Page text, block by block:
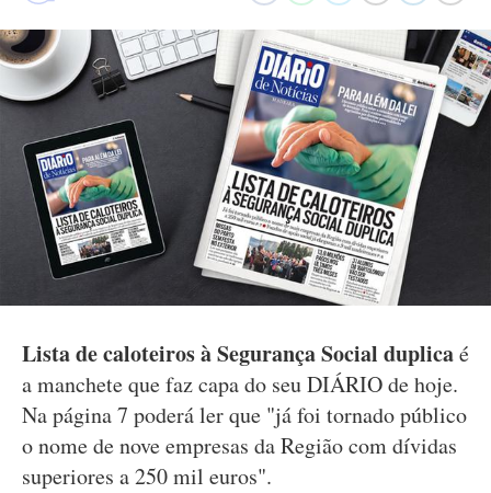
Lista de caloteiros à Segurança Social duplicaé
a manchete que faz capa do seu DIÁRIO de hoje.
Na página 7 poderá ler que "já foi tornado público
o nome de nove empresas da Região com dívidas
superiores a 250 mil euros".